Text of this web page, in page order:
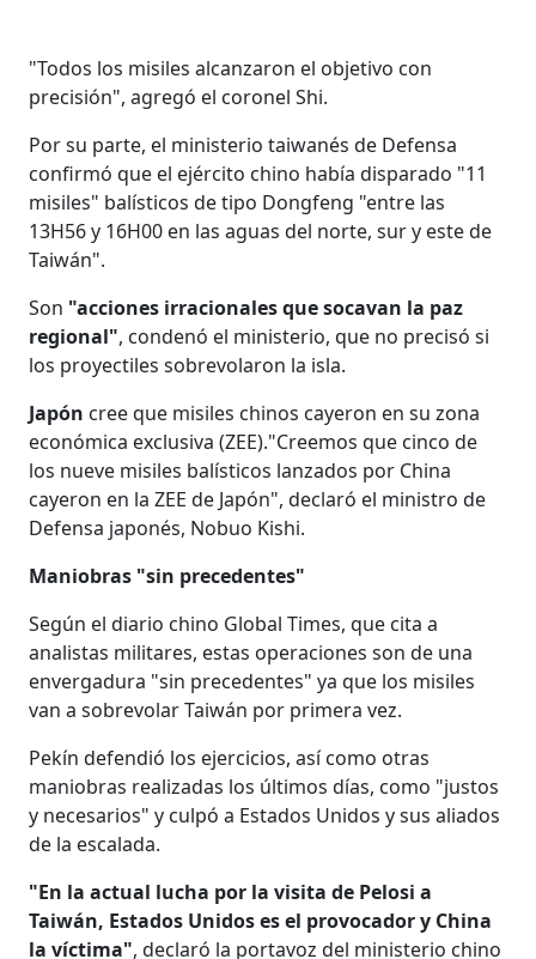
"Todos los misiles alcanzaron el objetivo con
precisión", agregó el coronel Shi.
Por su parte, el ministerio taiwanés de Defensa
confirmó que el ejército chino había disparado "11
misiles" balísticos de tipo Dongfeng "entre las
13H56 y 16H00 en las aguas del norte, sur y este de
Taiwán".
Son "acciones irracionales que socavan la paz
regional", condenó el ministerio, que no precisó si
los proyectiles sobrevolaron la isla.
Japón cree que misiles chinos cayeron en su zona
económica exclusiva (ZEE)."Creemos que cinco de
los nueve misiles balísticos lanzados por China
cayeron en la ZEE de Japón", declaró el ministro de
Defensa japonés, Nobuo Kishi.
Maniobras "sin precedentes"
Según el diario chino Global Times, que cita a
analistas militares, estas operaciones son de una
envergadura "sin precedentes" ya que los misiles
van a sobrevolar Taiwán por primera vez.
Pekín defendió los ejercicios, así como otras
maniobras realizadas los últimos días, como "justos
y necesarios" y culpó a Estados Unidos y sus aliados
de la escalada.
"En la actual lucha por la visita de Pelosi a
Taiwán, Estados Unidos es el provocador y China
la víctima", declaró la portavoz del ministerio chino